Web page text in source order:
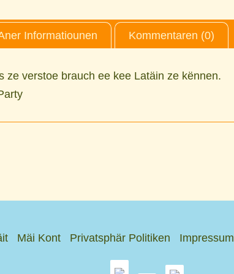
Informatiounen Kommentaren (0)
ze verstoe brauch ee kee Latäin ze kënnen.
Mäi Kont Privatsphär Politiken Impressum